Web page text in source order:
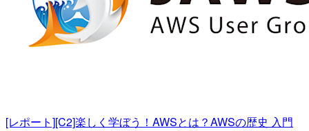
[レポート][C2]楽しく学ぼう！AWSとは？AWSの歴史 入門